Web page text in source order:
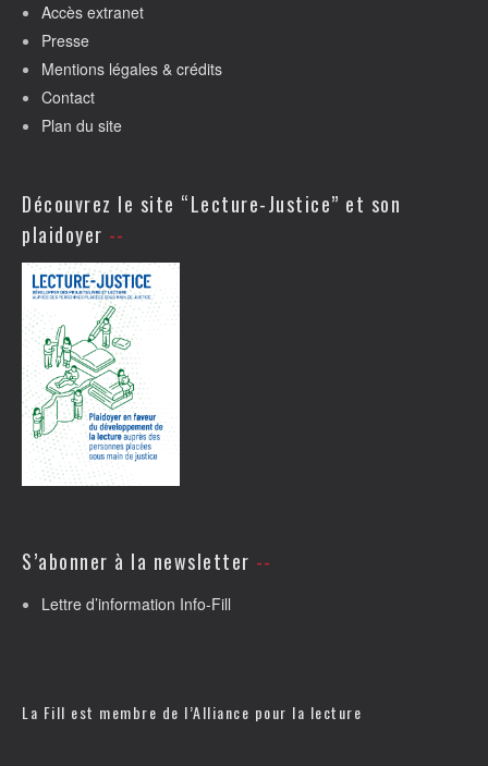
Accès extranet
Presse
Mentions légales & crédits
Contact
Plan du site
Découvrez le site “Lecture-Justice” et son
plaidoyer
S’abonner à la newsletter
Lettre d’information Info-Fill
La Fill est membre de l’Alliance pour la lecture